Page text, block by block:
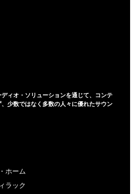
ィオ・ソリューションを通じて、コンテ
少数ではなく多数の人々に優れたサウン
ホーム
ラック